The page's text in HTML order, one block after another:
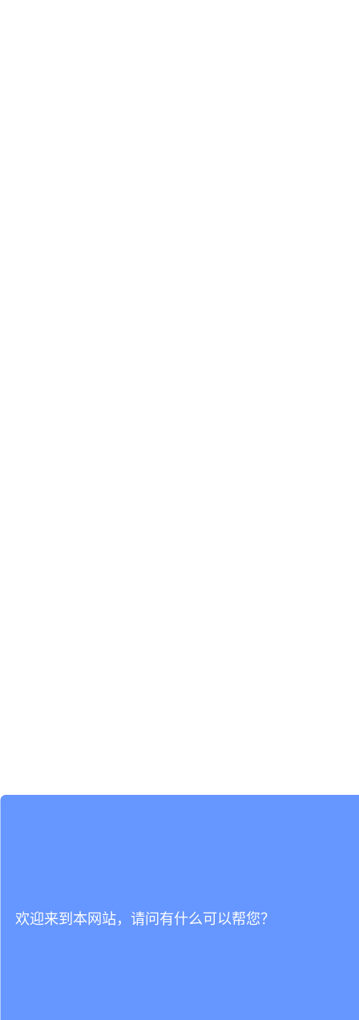
欢迎来到本网站，请问有什么可以帮您？